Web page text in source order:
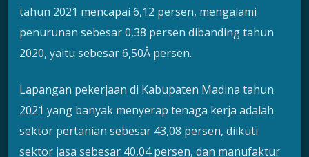
tahun 2021 mencapai 6,12 persen, mengalami
penurunan sebesar 0,38 persen dibanding tahun
2020, yaitu sebesar 6,50Â persen.
Lapangan pekerjaan di Kabupaten Madina tahun
2021 yang banyak menyerap tenaga kerja adalah
sektor pertanian sebesar 43,08 persen, diikuti
sektor jasa sebesar 40,04 persen, dan manufaktur